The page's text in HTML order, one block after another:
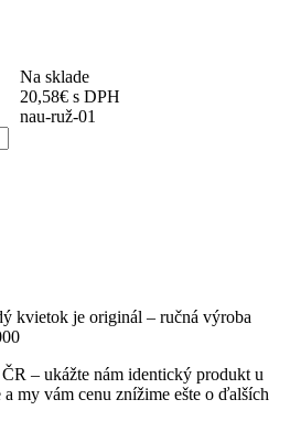
Na sklade
20,58€ s DPH
nau-ruž-01
kvietok je originál – ručná výroba
– ukážte nám identický produkt u
my vám cenu znížime ešte o ďalších